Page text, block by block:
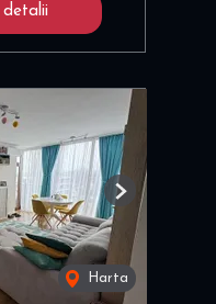
detalii
Harta
Next